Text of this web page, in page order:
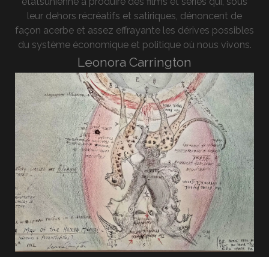
leur dehors récréatifs et satiriques, dénoncent de
façon acerbe et assez effrayante les dérives possibles
du système économique et politique où nous vivons.
Leonora Carrington